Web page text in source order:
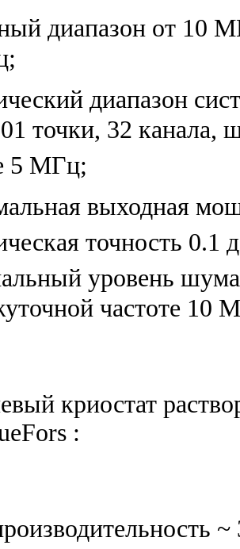
диапазон от 10
диапазон
точки, 32 канала,
5 МГц;
выходная
точность 0.1
уровень
частоте 10
криостат
: